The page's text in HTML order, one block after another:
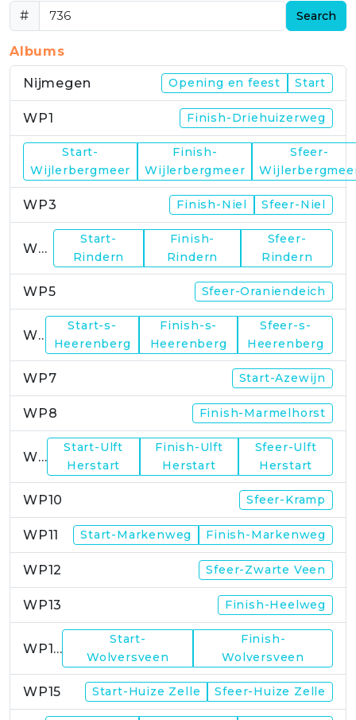
#
Search
Albums
Nijmegen Opening en feest Start
WP1 Finish-Driehuizerweg
WP2
Start-
Wijlerbergmeer
Finish-
Wijlerbergmeer
Sfeer-
WP3 Finish-Niel Sfeer-Niel
WP4
Start-
Rindern
Finish-
Rindern
Sfeer-
Rindern
WP5 Sfeer-Oraniendeich
WP6
Start-s-
Heerenberg
Finish-s-
Heerenberg
Sfeer-s-
Heerenberg
WP7 Start-Azewijn
WP8 Finish-Marmelhorst
WP9
Start-Ulft
Herstart
Finish-Ulft
Herstart
Sfeer-Ulft
Herstart
WP10 Sfeer-Kramp
WP11 Start-Markenweg Finish-Markenweg
WP12 Sfeer-Zwarte Veen
WP13 Finish-Heelweg
WP14
Start-
Wolversveen
Finish-
Wolversveen
WP15 Start-Huize Zelle Sfeer-Huize Zelle